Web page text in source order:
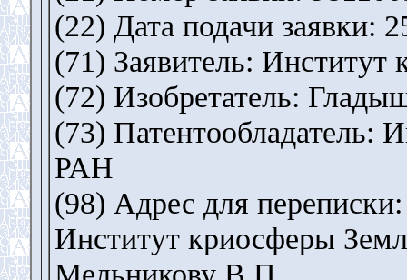
(22) Дата подачи заявки:
(71) Заявитель:
(72) Изобретатель:
(73) Патентообладатель:
РАН
(98) Адрес для
Институт криосферы